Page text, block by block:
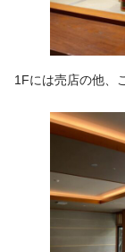
1Fには売店の他、